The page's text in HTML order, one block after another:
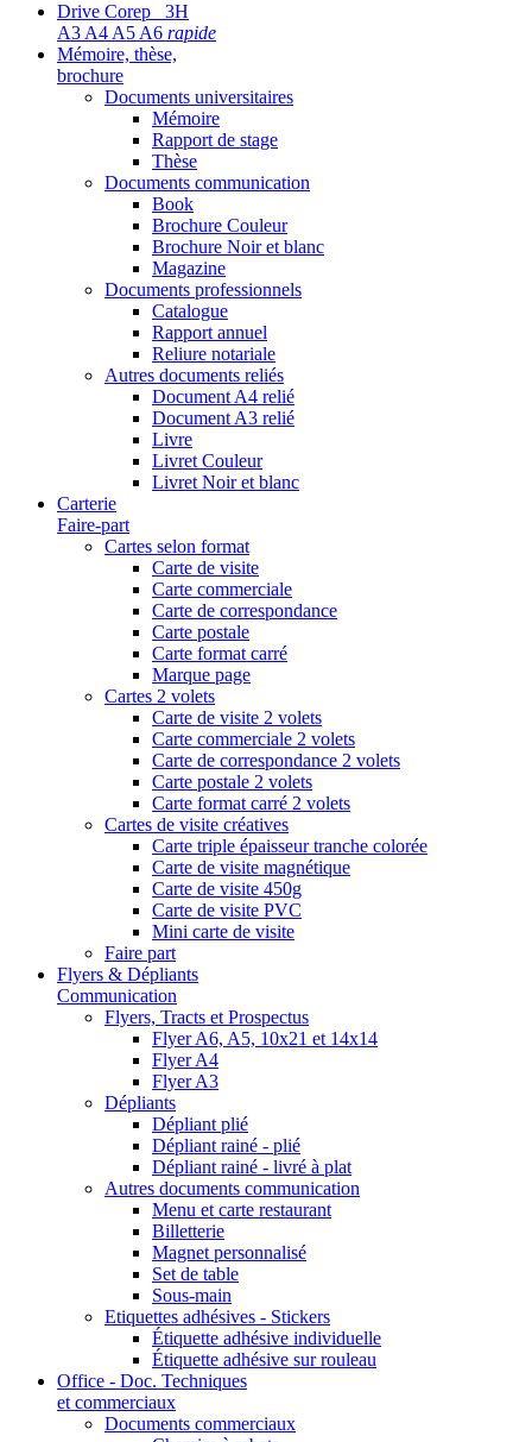
Drive Corep 3H
A3 A4 A5 A6 rapide
Mémoire, thèse,
brochure
Documents universitaires
Mémoire
Rapport de stage
Thèse
Documents communication
Book
Brochure Couleur
Brochure Noir et blanc
Magazine
Documents professionnels
Catalogue
Rapport annuel
Reliure notariale
Autres documents reliés
Document A4 relié
Document A3 relié
Livre
Livret Couleur
Livret Noir et blanc
Carterie
Faire-part
Cartes selon format
Carte de visite
Carte commerciale
Carte de correspondance
Carte postale
Carte format carré
Marque page
Cartes 2 volets
Carte de visite 2 volets
Carte commerciale 2 volets
Carte de correspondance 2 volets
Carte postale 2 volets
Carte format carré 2 volets
Cartes de visite créatives
Carte triple épaisseur tranche colorée
Carte de visite magnétique
Carte de visite 450g
Carte de visite PVC
Mini carte de visite
Faire part
Flyers & Dépliants
Communication
Flyers, Tracts et Prospectus
Flyer A6, A5, 10x21 et 14x14
Flyer A4
Flyer A3
Dépliants
Dépliant plié
Dépliant rainé - plié
Dépliant rainé - livré à plat
Autres documents communication
Menu et carte restaurant
Billetterie
Magnet personnalisé
Set de table
Sous-main
Etiquettes adhésives - Stickers
Étiquette adhésive individuelle
Étiquette adhésive sur rouleau
Office - Doc. Techniques
et commerciaux
Documents commerciaux